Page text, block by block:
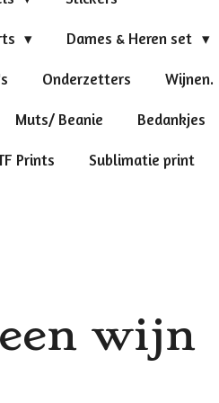
Dames & Heren set
Onderzetters Wijnen.
Muts/ Beanie Bedankjes
Prints Sublimatie print
wijn